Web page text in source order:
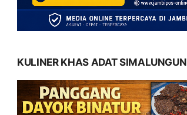
KULINER KHAS ADAT SIMALUNGUN